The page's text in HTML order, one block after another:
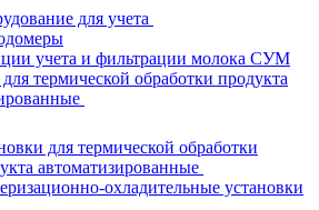
для учета
учета и фильтрации молока СУМ
термической обработки продукта
для термической обработки
автоматизированные
охладительные установки